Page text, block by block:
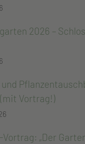
2026 –
Vortrag!)
„Der